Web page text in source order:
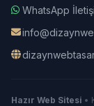
WhatsApp
Hazır Web Sitesi •